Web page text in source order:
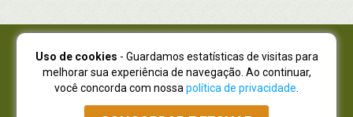
Juruá Editora Ltda., CNPJ 77.535.508/0001-19
Juruá Informática Ltda., CNPJ 01.701.561/0001-80
NOVO ENDEREÇO:R. Flávio Dallegrave, 7665, São Lourenço |
Curitiba - Paraná - CEP 82210-310
Uso de cookies - Guardamos estatísticas de visitas para
melhorar sua experiência de navegação. Ao continuar,
você concorda com nossa política de privacidade